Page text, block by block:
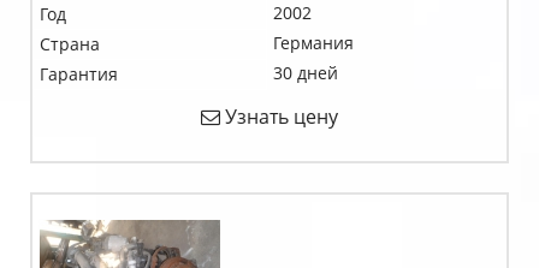
Год
2002
Страна
Германия
Гарантия
30 дней
Узнать цену